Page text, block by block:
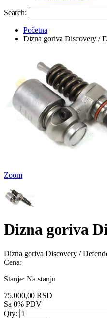
Search:
Početna
Dizna goriva Discovery /
Zoom
Dizna goriva
Dizna goriva Discovery /
Cena:
Stanje: Na stanju
75.000,00 RSD
Sa 0% PDV
Qty: